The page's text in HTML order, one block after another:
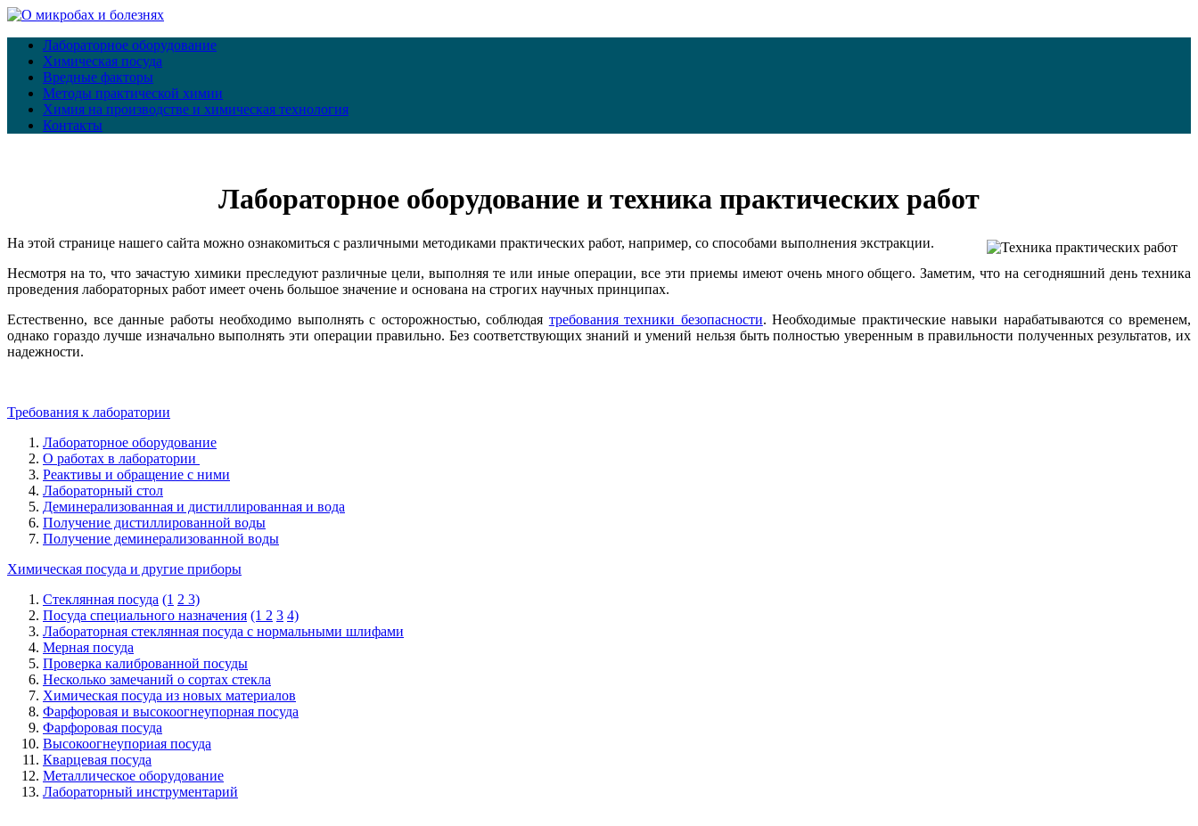
Лабораторное оборудование
Химическая посуда
Вредные факторы
Методы практической химии
Химия на производстве и химическая технология
Контакты
Лабораторное оборудование и техника практических работ
На этой странице нашего сайта можно ознакомиться с различными методиками практических работ, например, со способами выполнения экстракции.
Несмотря на то, что зачастую химики преследуют различные цели, выполняя те или иные операции, все эти приемы имеют очень много общего. Заметим, что на сегодняшний день техника
проведения лабораторных работ имеет очень большое значение и основана на строгих научных принципах.
Естественно, все данные работы необходимо выполнять с осторожностью, соблюдая требования техники безопасности. Необходимые практические навыки нарабатываются со временем,
однако гораздо лучше изначально выполнять эти операции правильно. Без соответствующих знаний и умений нельзя быть полностью уверенным в правильности полученных результатов, их
надежности.
Требования к лаборатории
Лабораторное оборудование
О работах в лаборатории
Реактивы и обращение с ними
Лабораторный стол
Деминерализованная и дистиллированная и вода
Получение дистиллированной воды
Получение деминерализованной воды
Химическая посуда и другие приборы
Стеклянная посуда (1 2 3)
Посуда специального назначения (1 2 3 4)
Лабораторная стеклянная посуда с нормальными шлифами
Мерная посуда
Проверка калиброванной посуды
Несколько замечаний о сортах стекла
Химическая посуда из новых материалов
Фарфоровая и высокоогнеупорная посуда
Фарфоровая посуда
Высокоогнеупориая посуда
Кварцевая посуда
Металлическое оборудование
Лабораторный инструментарий